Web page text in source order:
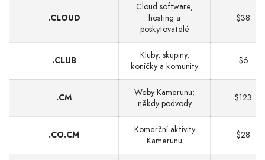
.CLOUD
Cloud software,
hosting a
poskytovatelé
$38
.CLUB
Kluby, skupiny,
koníčky a komunity
$6
.CM
Weby Kamerunu;
někdy podvody
$123
.CO.CM
Komerční aktivity
Kamerunu
$28